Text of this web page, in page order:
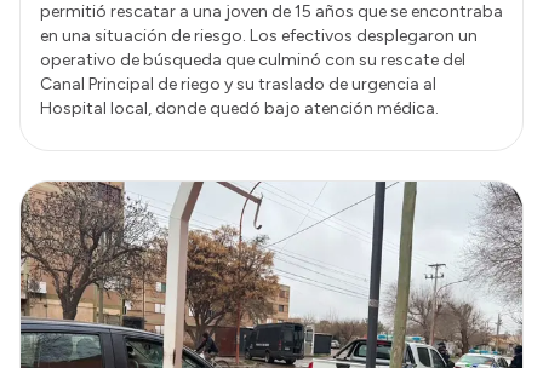
permitió rescatar a una joven de 15 años que se encontraba
en una situación de riesgo. Los efectivos desplegaron un
operativo de búsqueda que culminó con su rescate del
Canal Principal de riego y su traslado de urgencia al
Hospital local, donde quedó bajo atención médica.